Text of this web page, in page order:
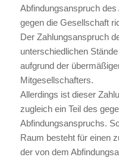
Abfindungsanspruch
gegen die Gesellschaft
Der Zahlungsanspruch
unterschiedlichen
aufgrund der
Mitgesellschafters.
Allerdings ist dieser
zugleich ein Teil des
Abfindungsanspruchs.
Raum besteht für einen
der von dem